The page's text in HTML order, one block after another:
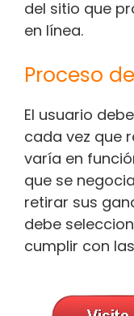
del sitio que
en línea.
Proceso
El usuario
cada vez que
varía en
que se
retirar sus
debe
cumplir con